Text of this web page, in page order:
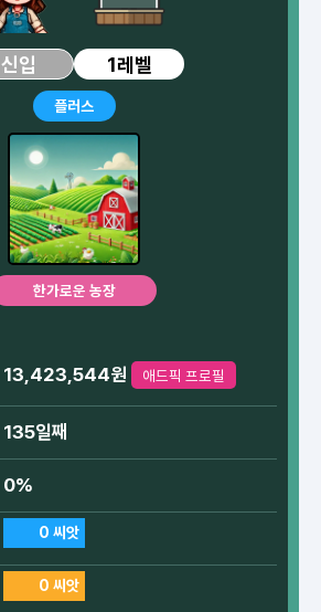
신입 1레벨
플러스
한가로운 농장
13,423,544원 애드픽 프로필
135일째
0%
0 씨앗
0 씨앗